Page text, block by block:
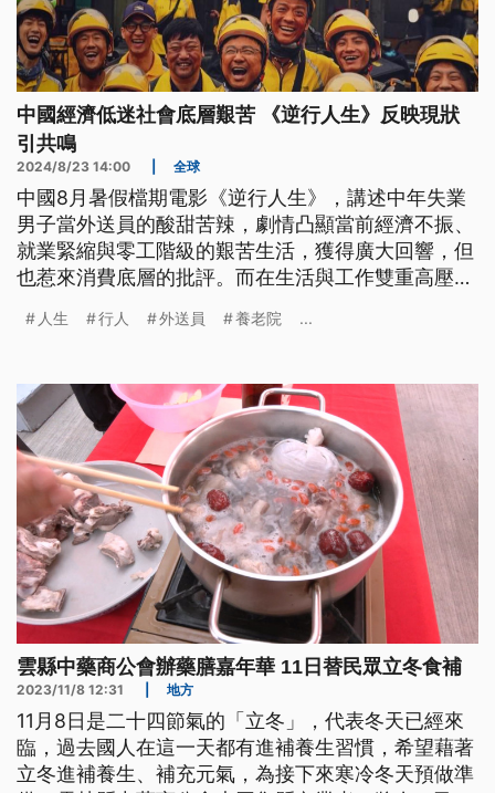
中國經濟低迷社會底層艱苦 《逆行人生》反映現狀
引共鳴
2024/8/23 14:00 全球
中國8月暑假檔期電影《逆行人生》，講述中年失業
男子當外送員的酸甜苦辣，劇情凸顯當前經濟不振、
就業緊縮與零工階級的艱苦生活，獲得廣大回響，但
也惹來消費底層的批評。而在生活與工作雙重高壓之
逃離現實。逃避不了的，就要保重身體撐下去，還帶
人生 行人 外送員 養老院 ...
雲縣中藥商公會辦藥膳嘉年華 11日替民眾立冬食補
2023/11/8 12:31 地方
11月8日是二十四節氣的「立冬」，代表冬天已經來
臨，過去國人在這一天都有進補養生習慣，希望藉著
立冬進補養生、補充元氣，為接下來寒冷冬天預做準